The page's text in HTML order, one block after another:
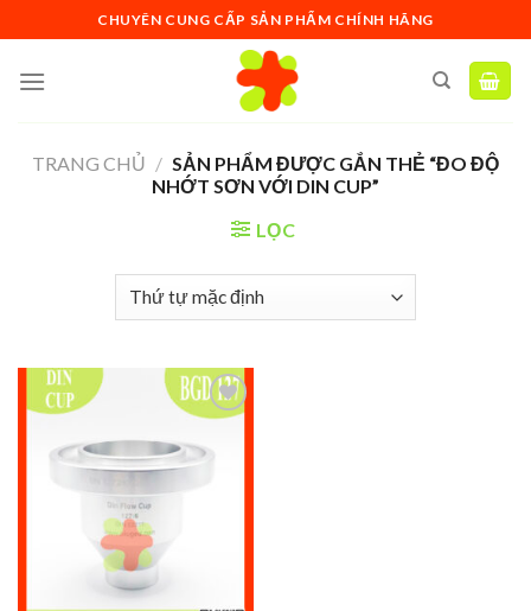
to
content
CHUYÊN CUNG CẤP SẢN PHẨM CHÍNH HÃNG
TRANG CHỦ / SẢN PHẨM ĐƯỢC GẮN THẺ “ĐO ĐỘ
NHỚT SƠN VỚI DIN CUP”
LỌC